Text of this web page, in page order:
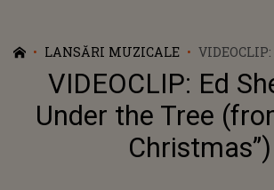
LANSĂRI MUZICALE
UNDER
“THAT
VIDEOCLIP: Ed
Under the Tree
Christmas”)